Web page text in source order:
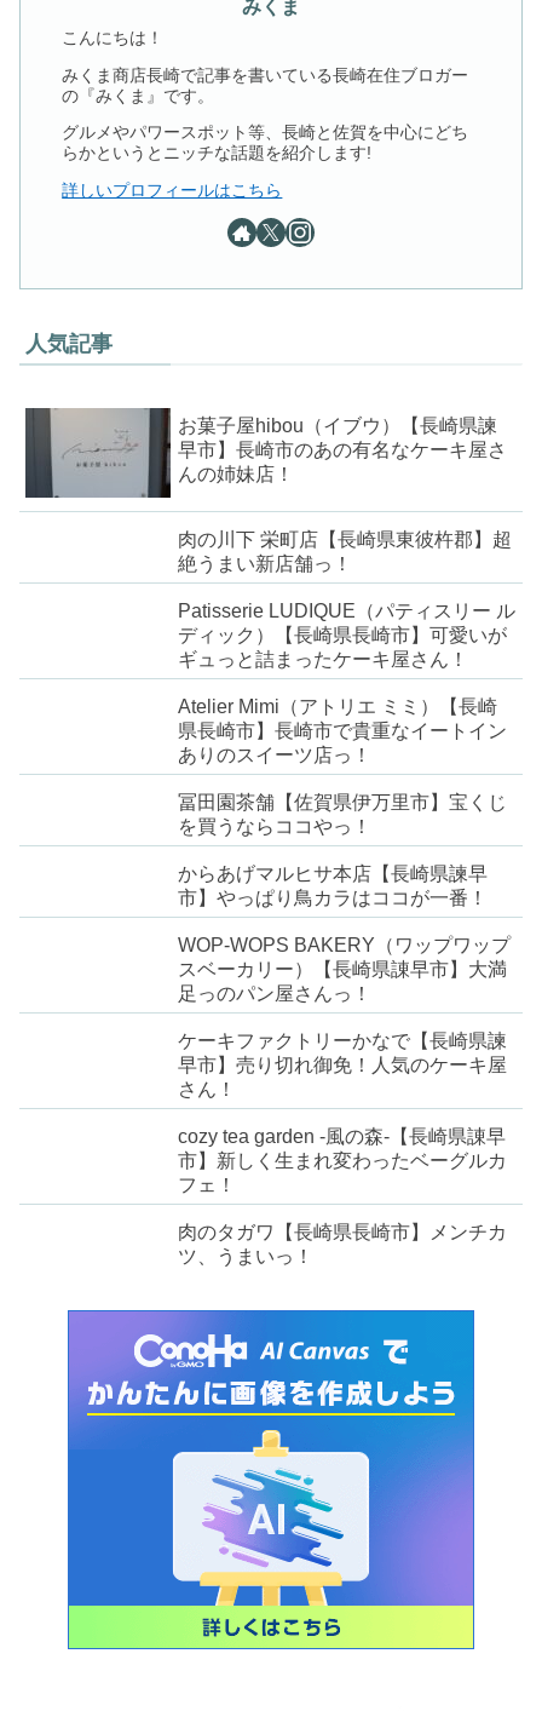
みくま
こんにちは！
みくま商店長崎で記事を書いている長崎在住ブロガー
の『みくま』です。
グルメやパワースポット等、長崎と佐賀を中心にどち
らかというとニッチな話題を紹介します!
詳しいプロフィールはこちら
人気記事
お菓子屋hibou（イブウ）【長崎県諫
早市】長崎市のあの有名なケーキ屋さ
んの姉妹店！
肉の川下 栄町店【長崎県東彼杵郡】超
絶うまい新店舗っ！
Patisserie LUDIQUE（パティスリー ル
ディック）【長崎県長崎市】可愛いが
ギュっと詰まったケーキ屋さん！
Atelier Mimi（アトリエ ミミ）【長崎
県長崎市】長崎市で貴重なイートイン
ありのスイーツ店っ！
冨田園茶舗【佐賀県伊万里市】宝くじ
を買うならココやっ！
からあげマルヒサ本店【長崎県諫早
市】やっぱり鳥カラはココが一番！
WOP-WOPS BAKERY（ワップワップ
スベーカリー）【長崎県諌早市】大満
足っのパン屋さんっ！
ケーキファクトリーかなで【長崎県諫
早市】売り切れ御免！人気のケーキ屋
さん！
cozy tea garden -風の森-【長崎県諌早
市】新しく生まれ変わったベーグルカ
フェ！
肉のタガワ【長崎県長崎市】メンチカ
ツ、うまいっ！